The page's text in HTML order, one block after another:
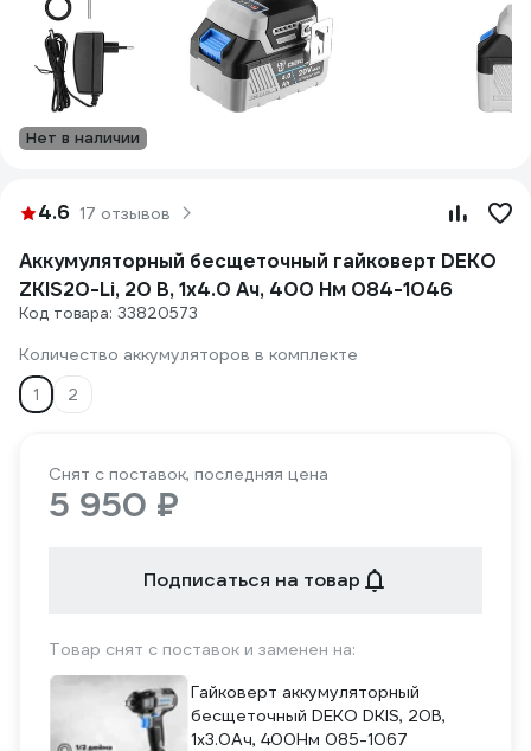
Нет в наличии
4.6 17 отзывов
Аккумуляторный бесщеточный гайковерт DEKO
ZKIS20-Li, 20 В, 1x4.0 Ач, 400 Нм 084-1046
Код товара: 33820573
Количество аккумуляторов в комплекте
1
2
Снят с поставок, последняя цена
5 950 ₽
Подписаться на товар
Товар снят с поставок и заменен на:
Гайковерт аккумуляторный
бесщеточный DEKO DKIS, 20В,
1х3.0Ач, 400Нм 085-1067